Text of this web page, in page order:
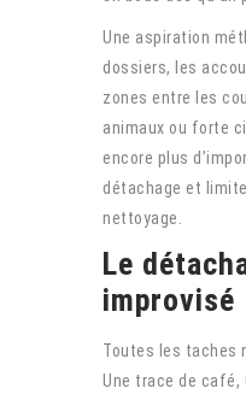
Une aspiration
dossiers, les
zones entre les
animaux ou forte
encore plus
détachage et
nettoyage.
Le
improvisé
Toutes les taches
Une trace de café,